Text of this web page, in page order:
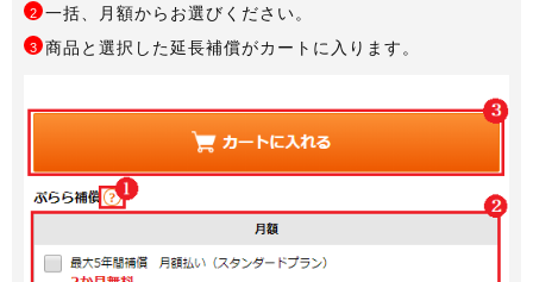
2 一括、月額からお選びください。
3 商品と選択した延長補償がカートに入ります。